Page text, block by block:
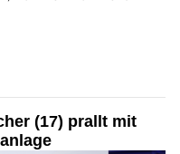
(17) prallt mit